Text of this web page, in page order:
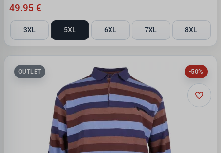
49.95 €
3XL 5XL 6XL 7XL 8XL
-50%
OUTLET